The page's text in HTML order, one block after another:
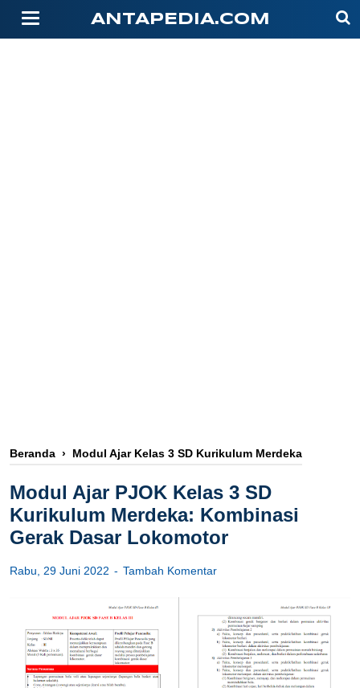
ANTAPEDIA.COM
Beranda › Modul Ajar Kelas 3 SD Kurikulum Merdeka
Modul Ajar PJOK Kelas 3 SD
Kurikulum Merdeka: Kombinasi
Gerak Dasar Lokomotor
Rabu, 29 Juni 2022 Tambah Komentar